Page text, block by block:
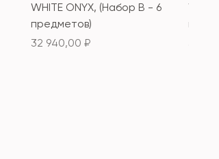
WHITE ONYX, (Набор B - 6
предметов)
Цена
32 940,00 ₽